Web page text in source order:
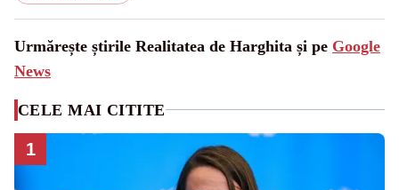
Urmărește știrile Realitatea de Harghita și pe Google
News
CELE MAI CITITE
1